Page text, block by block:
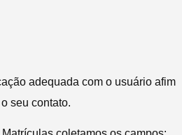
adequada com o usuário afim
seu contato.